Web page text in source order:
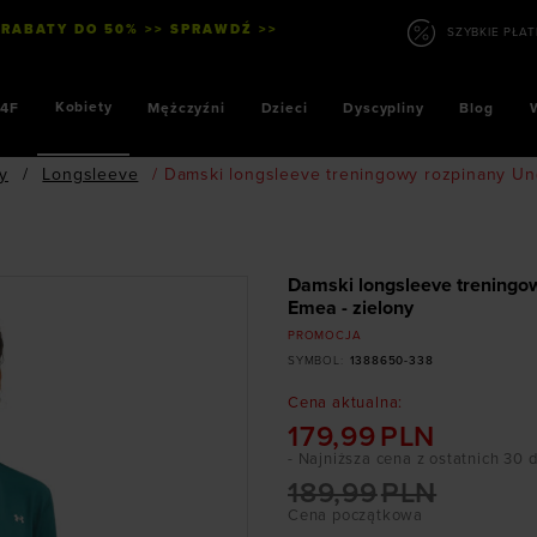
DO 50% >> SPRAWDŹ >>
4F Kobiety Mężczyźni Dzieci Dyscypliny Blog
/ Longsleeve / Damski longsleeve treningowy rozpinany
Damski longsleeve
Emea - zielony
PROMOCJA
SYMBOL
1388650-338
Cena aktualna:
179,99 PLN
Cena początkowa
189,99PLN
- Najniższa cena z ostatnich 30